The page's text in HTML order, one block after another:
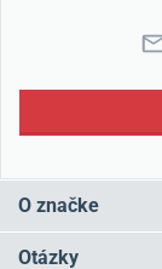
O značke
Otázky